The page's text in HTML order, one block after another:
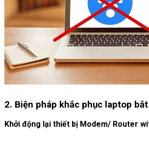
2. Biện pháp khắc phục laptop
Khởi động lại thiết bị Modem/ Router